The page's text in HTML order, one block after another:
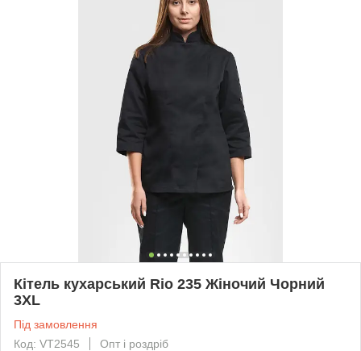
Кітель кухарський Rio 235 Жіночий Чорний
3XL
Під замовлення
Код: VT2545
Опт і роздріб